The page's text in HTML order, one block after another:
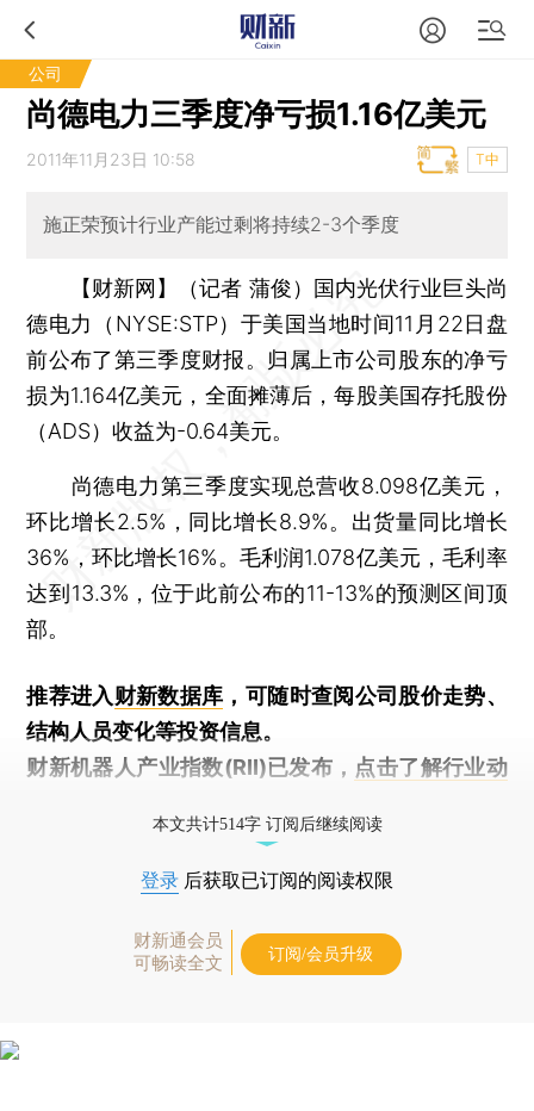
公司
尚德电力三季度净亏损1.16亿美元
2011年11月23日 10:58 T中
施正荣预计行业产能过剩将持续2-3个季度
【财新网】（记者 蒲俊）
国内光伏行业巨头尚
德电力（NYSE:STP）于美国当地时间11月22日盘
前公布了第三季度财报。归属上市公司股东的净亏
损为1.164亿美元，全面摊薄后，每股美国存托股份
（ADS）收益为-0.64美元。
尚德电力第三季度实现总营收8.098亿美元，
环比增长2.5%，同比增长8.9%。出货量同比增长
36%，环比增长16%。毛利润1.078亿美元，毛利率
达到13.3%，位于此前公布的11-13%的预测区间顶
部。
推荐进入财新数据库 ，可随时查阅公司股价走势、
结构人员变化等投资信息。
财新机器人产业指数(RII)已发布， 点击了解行业动
本文共计514字 订阅后继续阅读
登录 后获取已订阅的阅读权限
财新通会员
可畅读全文
订阅/会员升级